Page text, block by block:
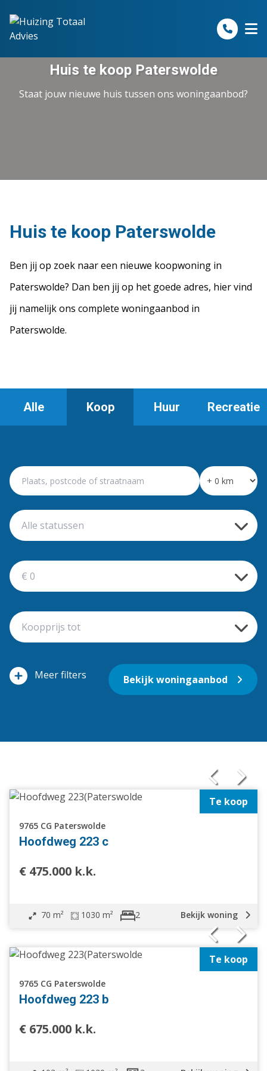
Huis te koop Paterswolde
Staat jouw nieuwe huis tussen ons woningaanbod?
Huis te koop Paterswolde
Ben jij op zoek naar een nieuwe koopwoning in
Paterswolde? Dan ben jij op het goede adres, hier vind
jij namelijk ons complete woningaanbod in
Paterswolde.
Alle Koop Huur Recreatie
filters
Vrijstaande woning
2 onder 1 kapwoning
Tussenwoning
Hoekwoning
Bekijk woningaanbod
Te koop
9765 CG Paterswolde
Hoofdweg 223 c
€ 475.000 k.k.
70 m² 1030 m² 2 Bekijk woning
Te koop
9765 CG Paterswolde
Hoofdweg 223 b
€ 675.000 k.k.